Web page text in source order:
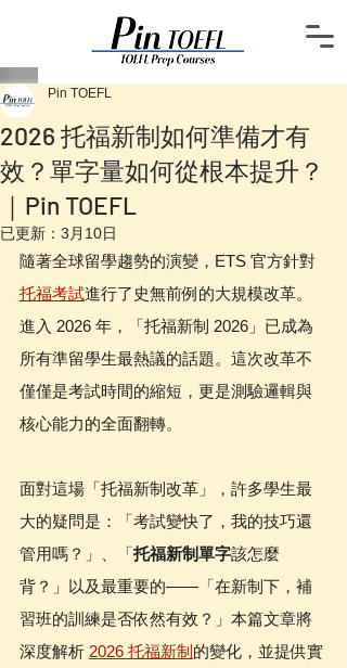
2026 托福新制如何準備才有
效？單字量如何從根本提升？
｜Pin TOEFL
Pin TOEFL
已更新： 3月10日
隨著全球留學趨勢的演變，ETS 官方針對
托福考試進行了史無前例的大規模改革。
進入 2026 年，「托福新制 2026」已成為
所有準留學生最熱議的話題。這次改革不
僅僅是考試時間的縮短，更是測驗邏輯與
核心能力的全面翻轉。
面對這場「托福新制改革」，許多學生最
大的疑問是：「考試變快了，我的技巧還
管用嗎？」、「托福新制單字該怎麼
背？」以及最重要的——「在新制下，補
習班的訓練是否依然有效？」本篇文章將
深度解析 2026 托福新制 的變化，並提供實